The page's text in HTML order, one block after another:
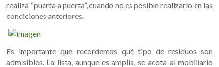
realiza “puerta a puerta”, cuando no es posible realizarlo en las
condiciones anteriores.
Es importante que recordemos qué tipo de residuos son
admisibles. La lista, aunque es amplia, se acota al mobiliario